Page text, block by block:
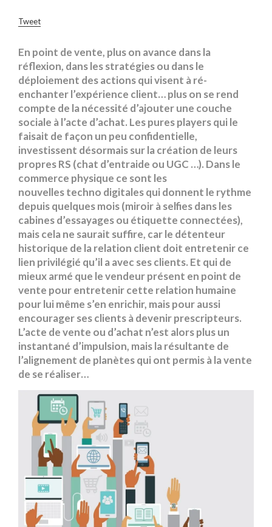
Tweet
En point de vente, plus on avance dans la
réflexion, dans les stratégies ou dans le
déploiement des actions qui visent à ré-
enchanter l’expérience client… plus on se rend
compte de la nécessité d’ajouter une couche
sociale à l’acte d’achat. Les puresplayersqui le
faisait de façon un peu confidentielle,
investissent désormais sur la création de leurs
propres RS (chat d’entraide ou UGC …). Dans le
commerce physique ce sont les
nouvellestechno digitalesqui donnent le rythme
depuis quelques mois (miroir à selfiesdans les
cabines d’essayages ou étiquette connectées),
mais cela ne saurait suffire, car le détenteur
historique de la relation client doit entretenir ce
lien privilégié qu’il a avec ses clients. Et qui de
mieux armé que le vendeur présent en point de
vente pour entretenir cette relation humaine
pour lui même s’en enrichir, mais pour aussi
encourager ses clients à devenir prescripteurs.
L’acte de vente ou d’achat n’est alors plus un
instantané d’impulsion, mais la résultante de
l’alignement de planètes qui ont permis à la vente
de se réaliser…